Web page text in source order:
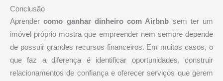
Conclusão
Aprendercomo ganhar dinheiro com Airbnb sem ter um
imóvel próprio mostra que empreender nem sempre depende
de possuir grandes recursos financeiros. Em muitos casos, o
que faz a diferença é identificar oportunidades, construir
relacionamentos de confiança e oferecer serviços que gerem